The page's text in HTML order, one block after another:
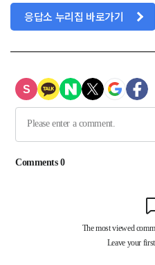
응답소 누리집 바로가기